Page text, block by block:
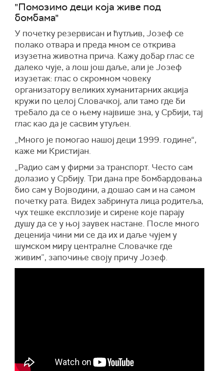
"Помозимо деци која живе под
бомбама"
У почетку резервисан и ћутљив, Јозеф се
полако отвара и преда мном се открива
изузетна животна прича. Кажу добар глас се
далеко чује, а лош још даље, али је Јозеф
изузетак: глас о скромном човеку
организатору великих хуманитарних акција
кружи по целој Словачкој, али тамо где би
требало да се о њему највише зна, у Србији, тај
глас као да је сасвим утуљен.
„Много је помогао нашој деци 1999. године“,
каже ми Кристијан.
„Радио сам у фирми за транспорт. Често сам
долазио у Србију. Три дана пре бомбардовања
био сам у Војводини, а дошао сам и на самом
почетку рата. Видех забринута лица родитеља,
чух тешке експлозије и сирене које парају
душу да се у њој заувек настане. После много
деценија чини ми се да их и даље чујем у
шумском миру централне Словачке где
живим”, започиње своју причу Јозеф.